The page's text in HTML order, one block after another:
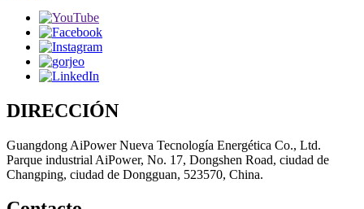
DIRECCIÓN
Guangdong AiPower Nueva Tecnología Energética Co., Ltd.
Parque industrial AiPower, No. 17, Dongshen Road, ciudad de
Changping, ciudad de Dongguan, 523570, China.